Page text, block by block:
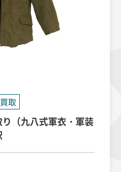
取
（九八式軍衣・軍装